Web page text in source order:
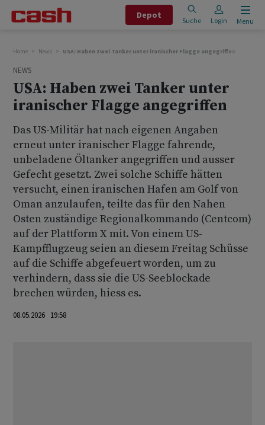
Depot
Suche Login Menu
Home News USA: Haben zwei Tanker unter iranischer Flagge angegriffen
NEWS
USA: Haben zwei Tanker unter
iranischer Flagge angegriffen
Das US-Militär hat nach eigenen Angaben
erneut unter iranischer Flagge fahrende,
unbeladene Öltanker angegriffen und ausser
Gefecht gesetzt. Zwei solche Schiffe hätten
versucht, einen iranischen Hafen am Golf von
Oman anzulaufen, teilte das für den Nahen
Osten zuständige Regionalkommando (Centcom)
auf der Plattform X mit. Von einem US-
Kampfflugzeug seien an diesem Freitag Schüsse
auf die Schiffe abgefeuert worden, um zu
verhindern, dass sie die US-Seeblockade
brechen würden, hiess es.
08.05.2026 19:58